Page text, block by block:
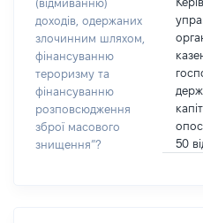
(відмиванню)
доходів, одержаних
злочинним шляхом,
фінансуванню
тероризму та
фінансуванню
розповсюдження
зброї масового
знищення”?
50